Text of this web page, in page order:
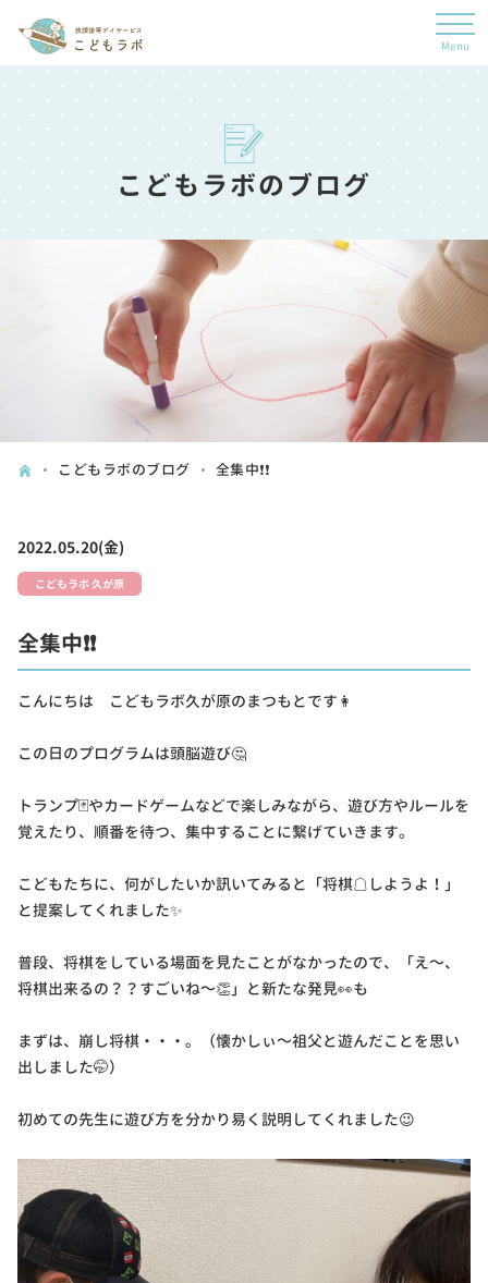
こどもラボのブログ
こどもラボのブログ 全集中❗❗
2022.05.20(金)
こどもラボ 久が原
全集中❗❗
こんにちは こどもラボ久が原のまつもとです👩
この日のプログラムは頭脳遊び🤔
トランプ🃏やカードゲームなどで楽しみながら、遊び方やルールを
覚えたり、順番を待つ、集中することに繋げていきます。
こどもたちに、何がしたいか訊いてみると「将棋☖しようよ！」
と提案してくれました✨
普段、将棋をしている場面を見たことがなかったので、「え～、
将棋出来るの？？すごいね～👏」と新たな発見👀も
まずは、崩し将棋・・・。（懐かしぃ～祖父と遊んだことを思い
出しました🤭）
初めての先生に遊び方を分かり易く説明してくれました😉